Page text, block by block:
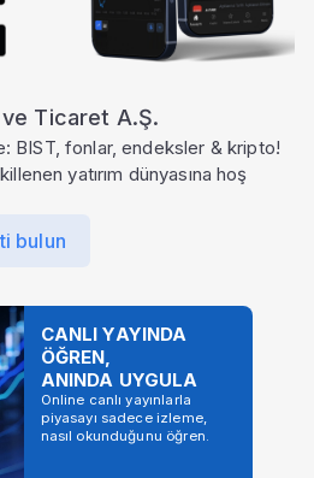
ve Ticaret A.Ş.
BIST, fonlar, endeksler & kripto!
yatırım dünyasına hoş
bulun
CANLI YAYINDA
ÖĞREN,
ANINDA UYGULA
Online canlı yayınlarla
piyasayı sadece izleme,
nasıl okunduğunu öğren.